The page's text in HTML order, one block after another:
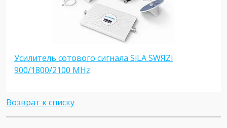
Усилитель сотового сигнала SiLA SWЯZi
900/1800/2100 MHz
Возврат к списку